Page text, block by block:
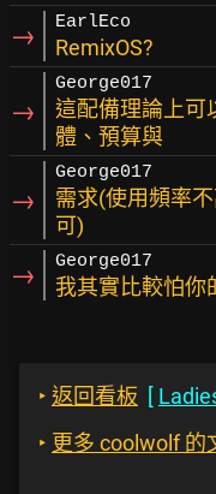
→ EarlEco
RemixOS?
→
George017
這配備理論上可
體、預算與
→
George017
需求(使用頻率
可)
→ George017
我其實比較怕你
‣ 返回看板 [
‣ 更多 coolwolf 的